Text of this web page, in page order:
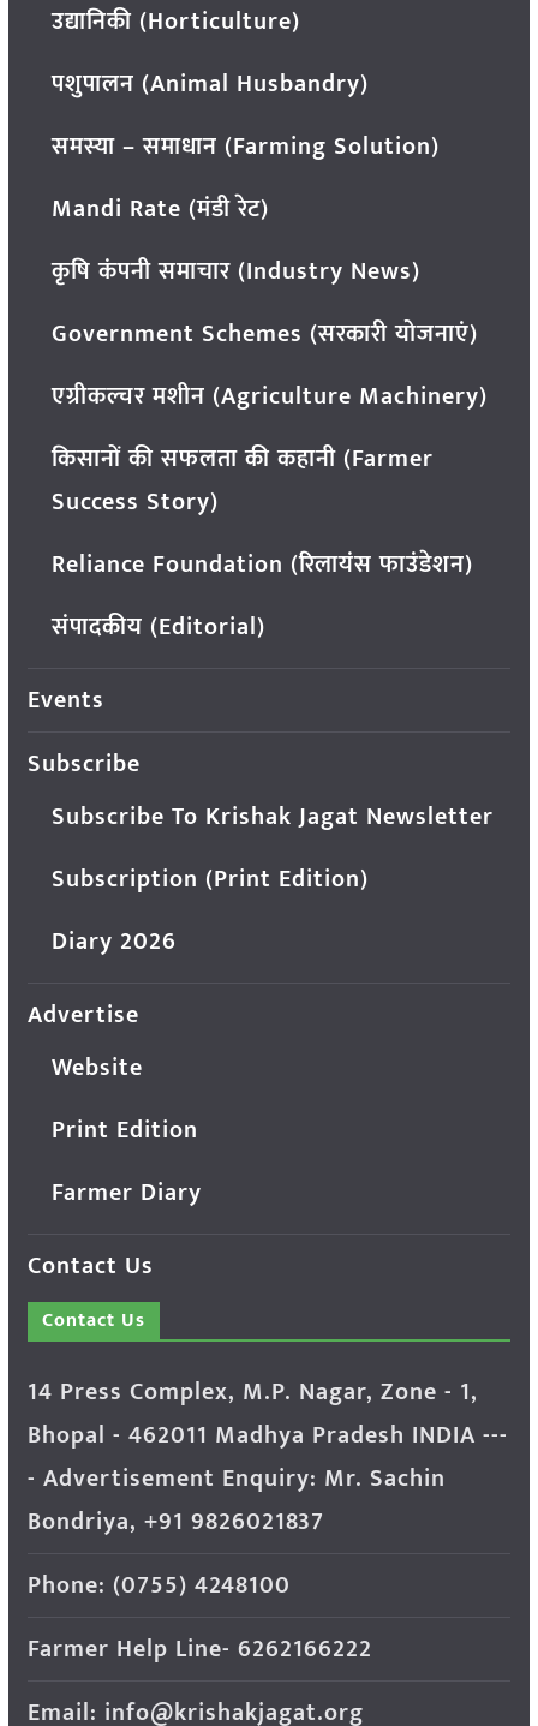
उद्यानिकी (Horticulture)
पशुपालन (Animal Husbandry)
समस्या – समाधान (Farming Solution)
Mandi Rate (मंडी रेट)
कृषि कंपनी समाचार (Industry News)
Government Schemes (सरकारी योजनाएं)
एग्रीकल्चर मशीन (Agriculture Machinery)
किसानों की सफलता की कहानी (Farmer
Success Story)
Reliance Foundation (रिलायंस फाउंडेशन)
संपादकीय (Editorial)
Events
Subscribe
Subscribe To Krishak Jagat Newsletter
Subscription (Print Edition)
Diary 2026
Advertise
Website
Print Edition
Farmer Diary
Contact Us
Contact Us
14 Press Complex, M.P. Nagar, Zone - 1,
Bhopal - 462011 Madhya Pradesh INDIA ---
- Advertisement Enquiry: Mr. Sachin
Bondriya, +91 9826021837
Phone: (0755) 4248100
Farmer Help Line- 6262166222
Email: info@krishakjagat.org